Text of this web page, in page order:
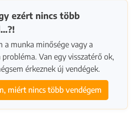
ezért nincs több
a munka minősége vagy a
Van egy visszatérő ok,
érkeznek új vendégek.
miért nincs több vendégem